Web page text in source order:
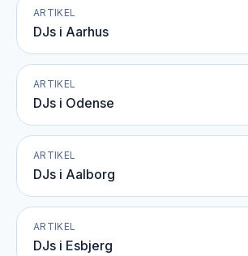
ARTIKEL
DJs i Aarhus
ARTIKEL
DJs i Odense
ARTIKEL
DJs i Aalborg
ARTIKEL
DJs i Esbjerg